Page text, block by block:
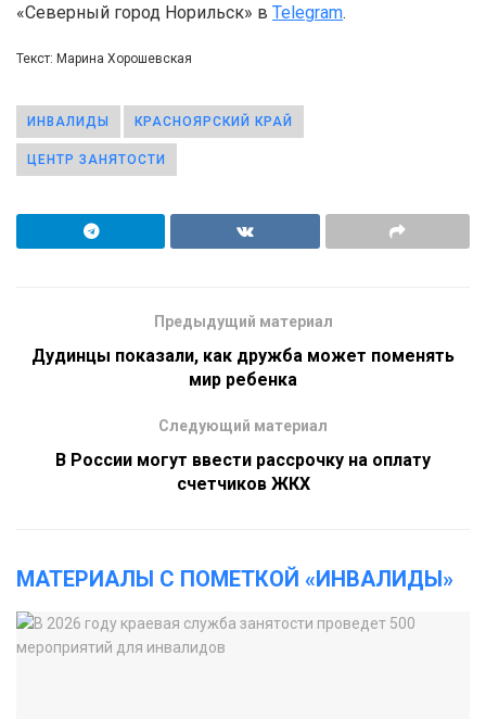
«Северный город Норильск» в Telegram.
Текст: Марина Хорошевская
ИНВАЛИДЫ КРАСНОЯРСКИЙ КРАЙ
ЦЕНТР ЗАНЯТОСТИ
Предыдущий материал
Дудинцы показали, как дружба может поменять
мир ребенка
Следующий материал
В России могут ввести рассрочку на оплату
счетчиков ЖКХ
МАТЕРИАЛЫ С ПОМЕТКОЙ «ИНВАЛИДЫ»